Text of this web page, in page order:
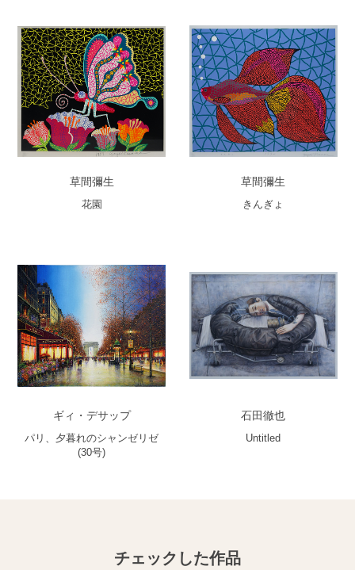
草間彌生
花園
草間彌生
きんぎょ
ギィ・デサップ
パリ、夕暮れのシャンゼリゼ
(30号)
石田徹也
Untitled
チェックした作品